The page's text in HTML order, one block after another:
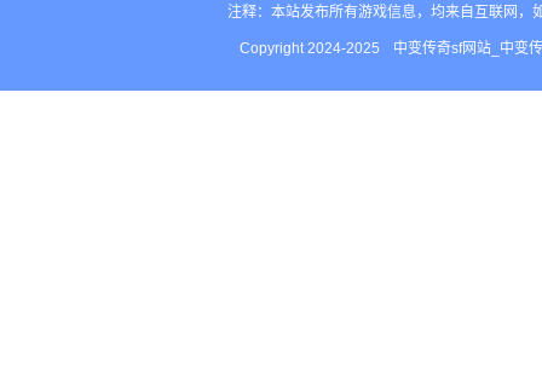
注释：本站发布所有游戏信息，均来自互联网
Copyright 2024-2025 中变传奇sf网站_中变